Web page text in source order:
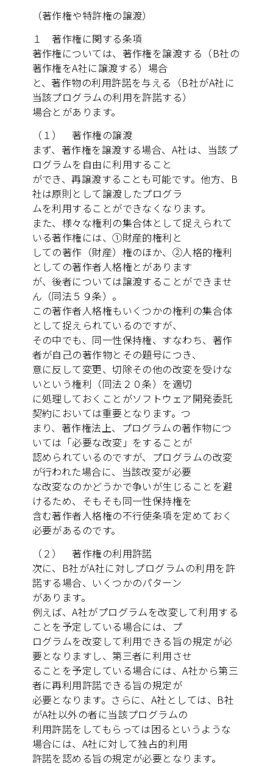
（著作権や特許権の譲渡）
１ 著作権に関する条項
著作権については、著作権を譲渡する（B社の
著作権をA社に譲渡する）場合
と、著作物の利用許諾を与える（B社がA社に
当該プログラムの利用を許諾する）
場合とがあります。
（１） 著作権の譲渡
まず、著作権を譲渡する場合、A社は、当該プ
ログラムを自由に利用すること
ができ、再譲渡することも可能です。他方、B
社は原則として譲渡したプログラ
ムを利用することができなくなります。
また、様々な権利の集合体として捉えられて
いる著作権には、①財産的権利と
しての著作（財産）権のほか、②人格的権利
としての著作者人格権とがあります
が、後者については譲渡することができませ
ん（同法５９条）。
この著作者人格権もいくつかの権利の集合体
として捉えられているのですが、
その中でも、同一性保持権、すなわち、著作
者が自己の著作物とその題号につき、
意に反して変更、切除その他の改変を受けな
いという権利（同法２０条）を適切
に処理しておくことがソフトウェア開発委託
契約においては重要となります。つ
まり、著作権法上、プログラムの著作物につ
いては「必要な改変」をすることが
認められているのですが、プログラムの改変
が行われた場合に、当該改変が必要
な改変なのかどうかで争いが生じることを避
けるため、そもそも同一性保持権を
含む著作者人格権の不行使条項を定めておく
必要があるのです。
（２） 著作権の利用許諾
次に、B社がA社に対しプログラムの利用を許
諾する場合、いくつかのパターン
があります。
例えば、A社がプログラムを改変して利用する
ことを予定している場合には、プ
ログラムを改変して利用できる旨の規定が必
要となりますし、第三者に利用させ
ることを予定している場合には、A社から第三
者に再利用許諾できる旨の規定が
必要となります。さらに、A社としては、B社
がA社以外の者に当該プログラムの
利用許諾をしてもらっては困るというような
場合には、A社に対して独占的利用
許諾を認める旨の規定が必要となります。